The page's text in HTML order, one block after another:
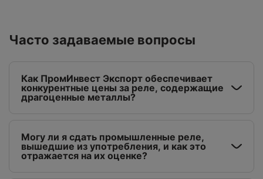
Часто задаваемые вопросы
Как ПромИнвест Экспорт обеспечивает
конкурентные цены за реле, содержащие
драгоценные металлы?
Могу ли я сдать промышленные реле,
вышедшие из употребления, и как это
отражается на их оценке?